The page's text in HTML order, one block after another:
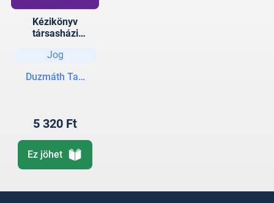
Kézikönyv
társasházi
számára
Jog
Duzmáth Tamás
5 320 Ft
Ez jöhet